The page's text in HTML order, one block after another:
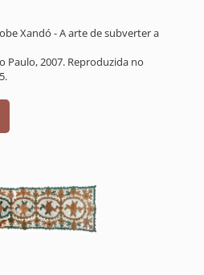
Xandó - A arte de subverter a
Paulo, 2007. Reproduzida no